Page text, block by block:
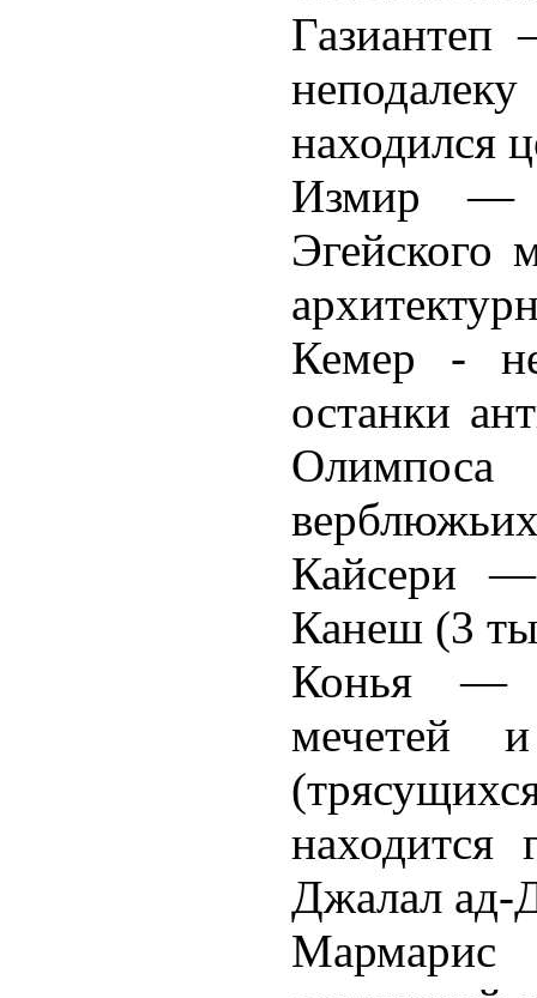
Газиантеп
находился
Измир —
Эгейского
Кемер -
останки
Кайсери —
Канеш (3
Конья —
мечетей
находится
Джалал ад-